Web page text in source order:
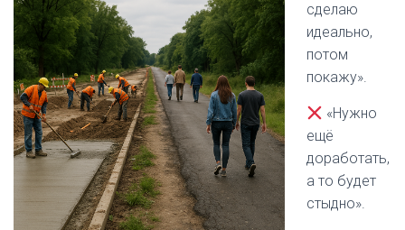
сделаю
идеально,
потом
покажу».
«Нужно
ещё
доработать,
а то будет
стыдно».